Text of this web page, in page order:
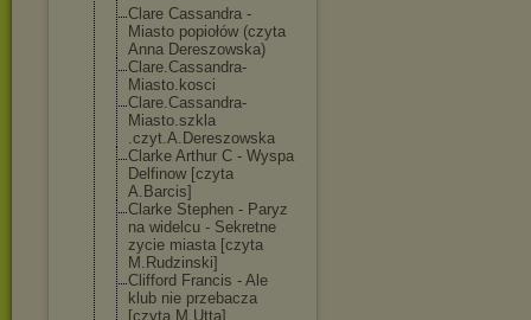
Clare Cassandra -
Miasto popiołów (czyta
Anna Dereszowska)
Clare.Cassandra-
Miasto.kosci
Clare.Cassandra-
Miasto.szkla
.czyt.A.Dereszowska
Clarke Arthur C - Wyspa
Delfinow [czyta
A.Barcis]
Clarke Stephen - Paryz
na widelcu - Sekretne
zycie miasta [czyta
M.Rudzinski]
Clifford Francis - Ale
klub nie przebacza
[czyta M.Utta]